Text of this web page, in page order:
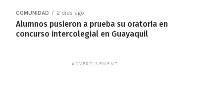
COMUNIDAD 2 días ago
Alumnos pusieron a prueba su oratoria en
concurso intercolegial en Guayaquil
ADVERTISEMENT